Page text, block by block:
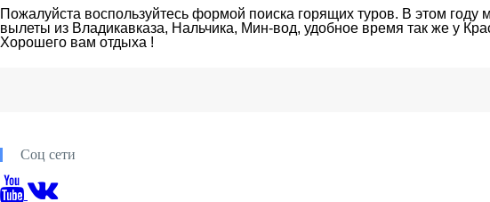
Пожалуйста воспользуйтесь формой поиска горящих туров. В этом
вылеты из Владикавказа, Нальчика, Мин-вод, удобное время так же у
Хорошего вам отдыха !
Соц сети